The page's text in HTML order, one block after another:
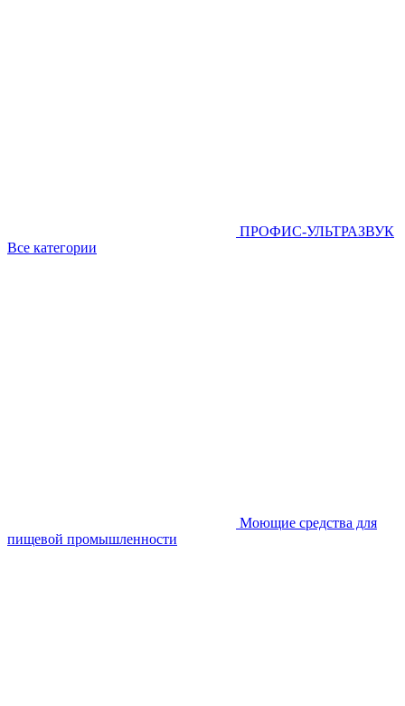
ПРОФИС-УЛЬТРАЗВУК
Все категории
Моющие средства для
пищевой промышленности